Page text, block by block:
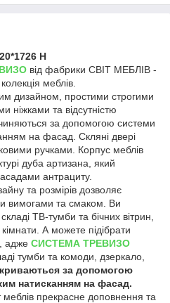
Н
від фабрики СВІТ МЕБЛІВ -
меблів.
дизайном, простими строгими
та відсутністю
за допомогою системи
на фасад. Скляні двері
ручками. Корпус меблів
дуба артизана, який
антрациту.
та розмірів дозволяє
вимогами та смаком. Ви
ТВ-тумби та бічних вітрин,
А можете підібрати
адже СИСТЕМА ТРЕВИЗО
тумби та комоди, дзеркало,
за допомогою
натисканням на фасад.
меблів прекрасне доповнення та